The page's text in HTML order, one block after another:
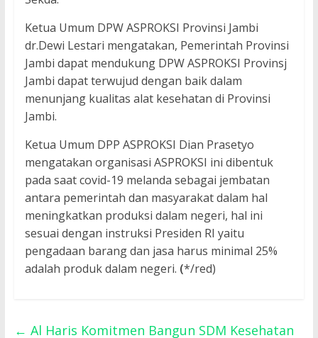
Ketua Umum DPW ASPROKSI Provinsi Jambi
dr.Dewi Lestari mengatakan, Pemerintah Provinsi
Jambi dapat mendukung DPW ASPROKSI Provinsj
Jambi dapat terwujud dengan baik dalam
menunjang kualitas alat kesehatan di Provinsi
Jambi.
Ketua Umum DPP ASPROKSI Dian Prasetyo
mengatakan organisasi ASPROKSI ini dibentuk
pada saat covid-19 melanda sebagai jembatan
antara pemerintah dan masyarakat dalam hal
meningkatkan produksi dalam negeri, hal ini
sesuai dengan instruksi Presiden RI yaitu
pengadaan barang dan jasa harus minimal 25%
adalah produk dalam negeri. (*/red)
← Al Haris Komitmen Bangun SDM Kesehatan